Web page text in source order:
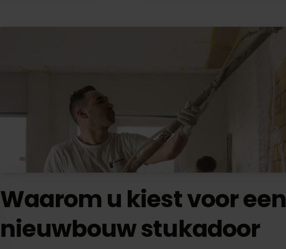
Waarom u kiest voor een
nieuwbouw stukadoor